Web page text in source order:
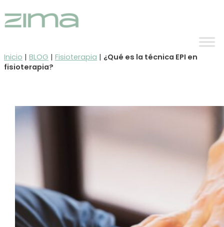
al
contenido
Inicio | BLOG | Fisioterapia | ¿Qué es la técnica EPI en
fisioterapia?